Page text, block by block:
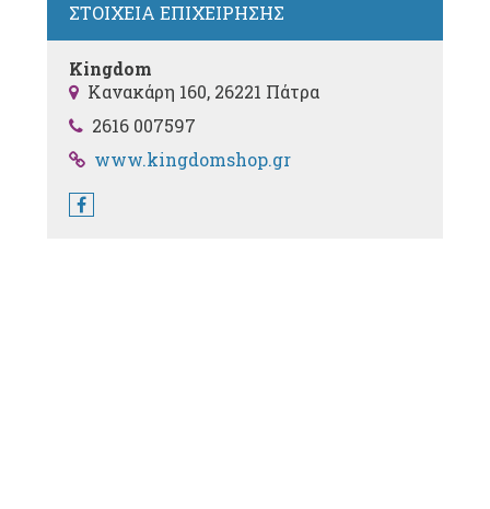
ΣΤΟΙΧΕΙΑ ΕΠΙΧΕΙΡΗΣΗΣ
Kingdom
Κανακάρη 160, 26221 Πάτρα
2616 007597
www.kingdomshop.gr